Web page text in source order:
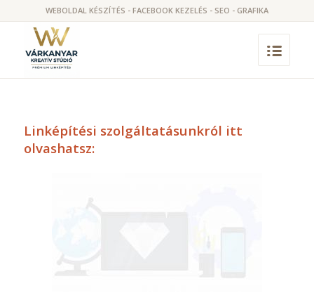
WEBOLDAL KÉSZÍTÉS - FACEBOOK KEZELÉS - SEO - GRAFIKA
Linképítési szolgáltatásunkról itt
olvashatsz: